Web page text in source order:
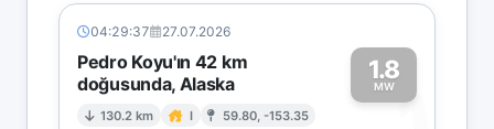
04:29:37 27.07.2026
Pedro Koyu'ın 42 km
doğusunda, Alaska
130.2 km I 59.80, -153.35
1.8
MW